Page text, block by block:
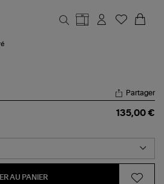
Partager
135,00 €
AU PANIER